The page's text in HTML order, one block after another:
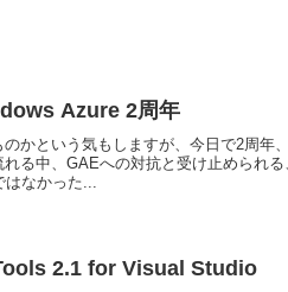
Azure 2周年
のかという気もしますが、今日で2周年
れる中、GAEへの対抗と受け止められ
はなかった...
2.1 for Visual Studio